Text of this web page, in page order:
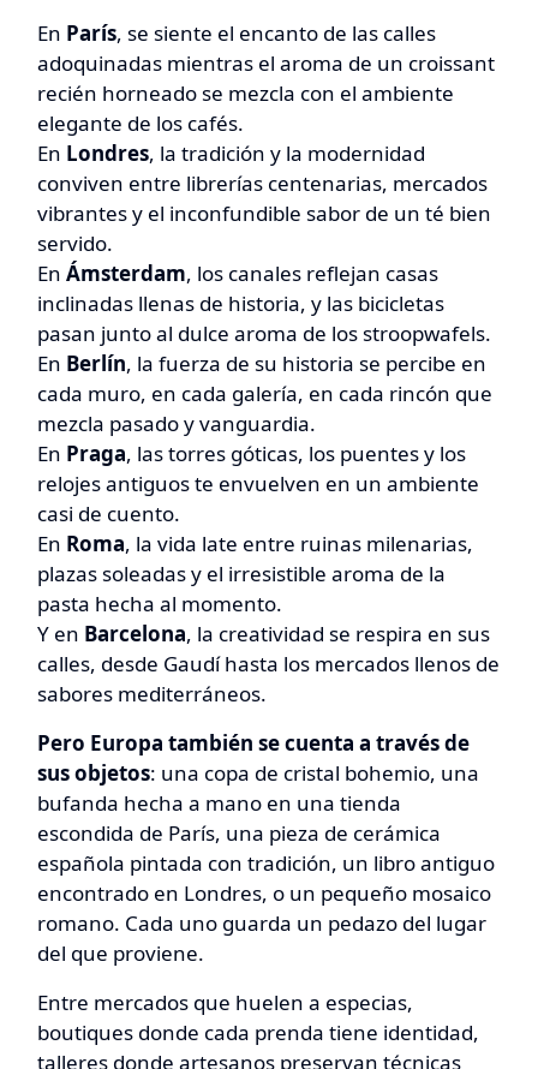
En París, se siente el encanto de las calles
adoquinadas mientras el aroma de un croissant
recién horneado se mezcla con el ambiente
elegante de los cafés.
En Londres, la tradición y la modernidad
conviven entre librerías centenarias, mercados
vibrantes y el inconfundible sabor de un té bien
servido.
En Ámsterdam, los canales reflejan casas
inclinadas llenas de historia, y las bicicletas
pasan junto al dulce aroma de los stroopwafels.
En Berlín, la fuerza de su historia se percibe en
cada muro, en cada galería, en cada rincón que
mezcla pasado y vanguardia.
En Praga, las torres góticas, los puentes y los
relojes antiguos te envuelven en un ambiente
casi de cuento.
En Roma, la vida late entre ruinas milenarias,
plazas soleadas y el irresistible aroma de la
pasta hecha al momento.
Y en Barcelona, la creatividad se respira en sus
calles, desde Gaudí hasta los mercados llenos de
sabores mediterráneos.
Pero Europa también se cuenta a través de
sus objetos: una copa de cristal bohemio, una
bufanda hecha a mano en una tienda
escondida de París, una pieza de cerámica
española pintada con tradición, un libro antiguo
encontrado en Londres, o un pequeño mosaico
romano. Cada uno guarda un pedazo del lugar
del que proviene.
Entre mercados que huelen a especias,
boutiques donde cada prenda tiene identidad,
talleres donde artesanos preservan técnicas